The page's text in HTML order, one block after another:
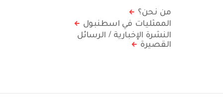
من نحن؟
الممثليات في اسطنبول
النشرة الإخبارية / الرسائل
القصيرة